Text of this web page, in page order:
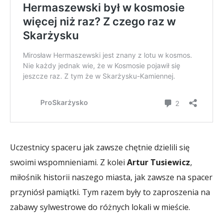
Uczestnicy spaceru jak zawsze chętnie dzielili się
swoimi wspomnieniami. Z kolei Artur Tusiewicz,
miłośnik historii naszego miasta, jak zawsze na spacer
przyniósł pamiątki. Tym razem były to zaproszenia na
zabawy sylwestrowe do różnych lokali w mieście.